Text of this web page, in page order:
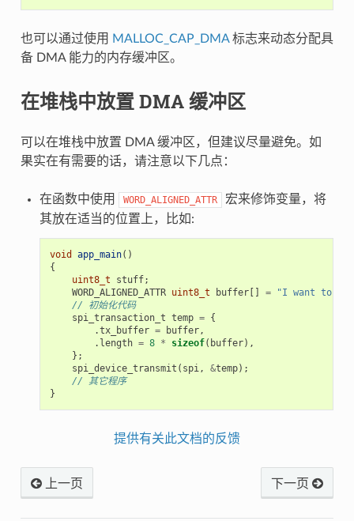
也可以通过使用 MALLOC_CAP_DMA标志来动态分配具
备 DMA 能力的内存缓冲区。
在堆栈中放置 DMA 缓冲区
可以在堆栈中放置 DMA 缓冲区，但建议尽量避免。如
果实在有需要的话，请注意以下几点：
在函数中使用 WORD_ALIGNED_ATTR
宏来修饰变量，将
其放在适当的位置上，比如:
void app_main()
{
uint8_t
stuff;
WORD_ALIGNED_ATTR uint8_t buffer[] =
"I want to
// 初始化代码
spi_transaction_t temp = {
.tx_buffer = buffer,
. length = 8 * sizeof( buffer),
};
spi_device_transmit ( spi, &temp);
// 其它程序
}
提供有关此文档的反馈
上一页 下一页